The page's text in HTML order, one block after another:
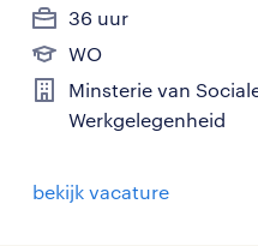
36 uur
WO
Minsterie van
Werkgelegenheid
bekijk vacature